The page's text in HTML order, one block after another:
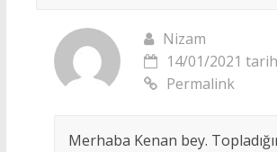
Nizam
14/01/2021
Permalink
Merhaba Kenan bey.